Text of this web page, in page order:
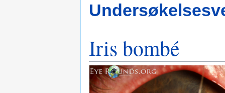
Iris bombé